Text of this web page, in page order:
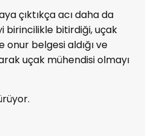
çıktıkça acı daha da
birincilikle bitirdiği, uçak
belgesi aldığı ve
uçak mühendisi olmayı